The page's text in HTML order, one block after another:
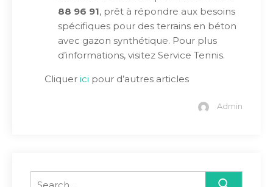
88 96 91, prêt à répondre aux besoins
spécifiques pour des terrains en béton
avec gazon synthétique. Pour plus
d’informations, visitez Service Tennis.
Cliquer ici pour d’autres articles
Admin